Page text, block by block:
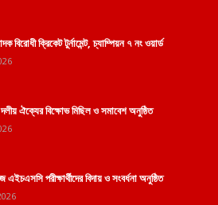
বিরোধী ক্রিকেট টুর্নামেন্ট, চ্যাম্পিয়ন ৭ নং ওয়ার্ড
ঐক্যের বিক্ষোভ মিছিল ও সমাবেশ অনুষ্ঠিত
পরীক্ষার্থীদের বিদায় ও সংবর্ধনা অনুষ্ঠিত